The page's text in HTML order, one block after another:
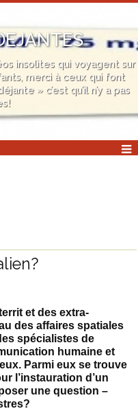
insolites qui voyagent sur
merci à ceux qui font
» c’est qu’il n’y a pas
et des extra-
des affaires spatiales
spécialistes de
humaine et
Parmi eux se trouve
l’instauration d’un
une question –